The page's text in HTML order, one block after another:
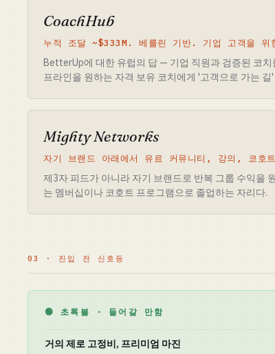
CoachHub
누적 조달 ~$333M. 베를린 기반. 기업 고객을 위
BetterUp에 대한 유럽의 답 — 기업 직원과 검증된 코
프라인을 원하는 자격 보유 코치에게 '고객으로 가는 길
Mighty Networks
자기 브랜드 아래에서 유료 커뮤니티, 강의, 코호
제3자 피드가 아니라 자기 브랜드로 반복 그룹 수익을
는 멤버십이나 코호트 프로그램으로 졸업하는 자리다.
03 · 진입 전 신호등
🟢 초록불 · 들어갈 만함
거의 제로 고정비, 프리미엄 마진